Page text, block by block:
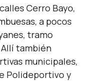
Cerro Bayo,
a pocos
tramo
también
municipales,
Polideportivo y